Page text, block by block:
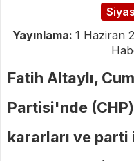
Yayınlama: 1 Haziran
Fatih Altaylı,
Partisi'nde
kararları ve parti